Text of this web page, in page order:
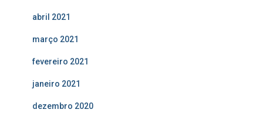
abril 2021
março 2021
fevereiro 2021
janeiro 2021
dezembro 2020